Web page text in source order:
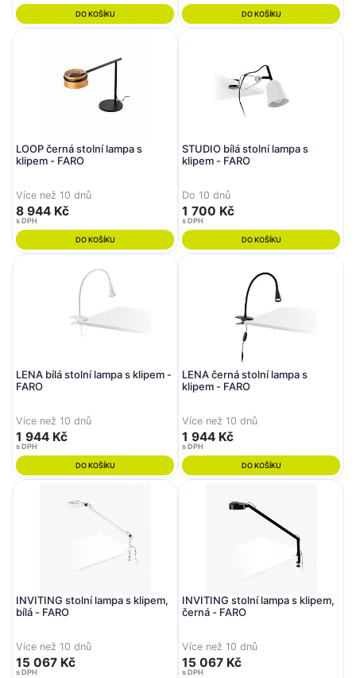
DO KOŠÍKU DO KOŠÍKU
LOOP černá stolní lampa s
klipem - FARO
Více než 10 dnů
8 944 Kč
s DPH
DO KOŠÍKU
STUDIO bílá stolní lampa s
klipem - FARO
Do 10 dnů
1 700 Kč
s DPH
DO KOŠÍKU
LENA bílá stolní lampa s klipem -
FARO
Více než 10 dnů
1 944 Kč
s DPH
DO KOŠÍKU
LENA černá stolní lampa s
klipem - FARO
Více než 10 dnů
1 944 Kč
s DPH
DO KOŠÍKU
INVITING stolní lampa s klipem,
bílá - FARO
Více než 10 dnů
15 067 Kč
s DPH
INVITING stolní lampa s klipem,
černá - FARO
Více než 10 dnů
15 067 Kč
s DPH